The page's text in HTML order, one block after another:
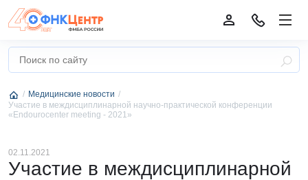
Медицинские новости
Участие в междисциплинарной научно-практической конференции
«Endourocenter meeting - 2021»
02.11.2021
Участие в междисциплинарной